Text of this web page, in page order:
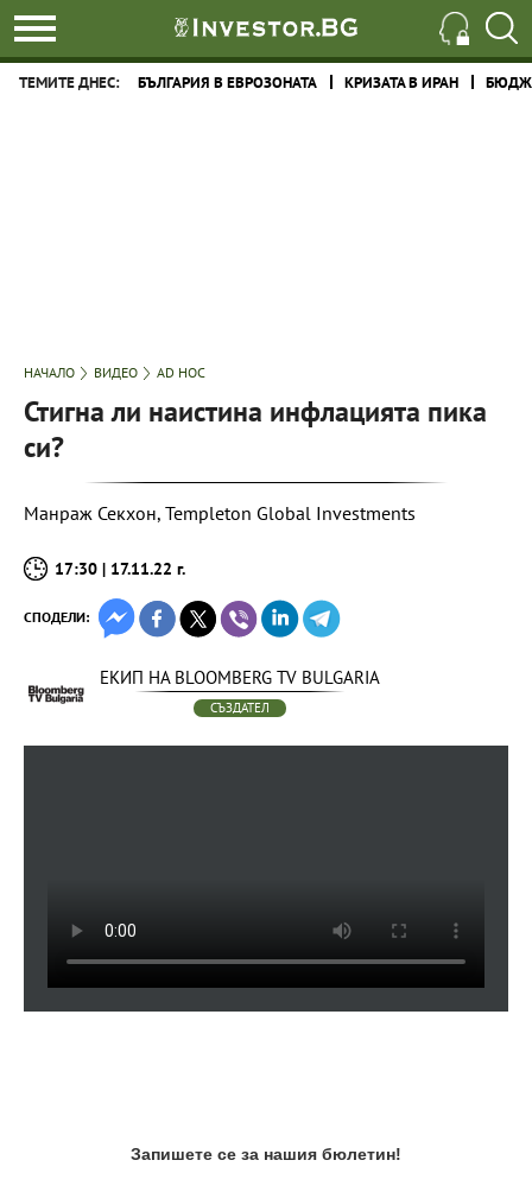
ТЕМИТЕ ДНЕС: БЪЛГАРИЯ В ЕВРОЗОНАТА КРИЗАТА В ИРАН
НАЧАЛО ВИДЕО AD HOC
Стигна ли наистина инфлацията пика
си?
Манраж Секхон, Templeton Global Investments
17:30 | 17.11.22 г.
СПОДЕЛИ:
ЕКИП НА BLOOMBERG TV BULGARIA
СЪЗДАТЕЛ